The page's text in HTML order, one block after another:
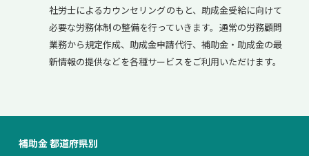
社労士によるカウンセリングのもと、助成金受給に向けて
必要な労務体制の整備を行っていきます。通常の労務顧問
業務から規定作成、助成金申請代行、補助金・助成金の最
新情報の提供などを各種サービスをご利用いただけます。
補助金 都道府県別